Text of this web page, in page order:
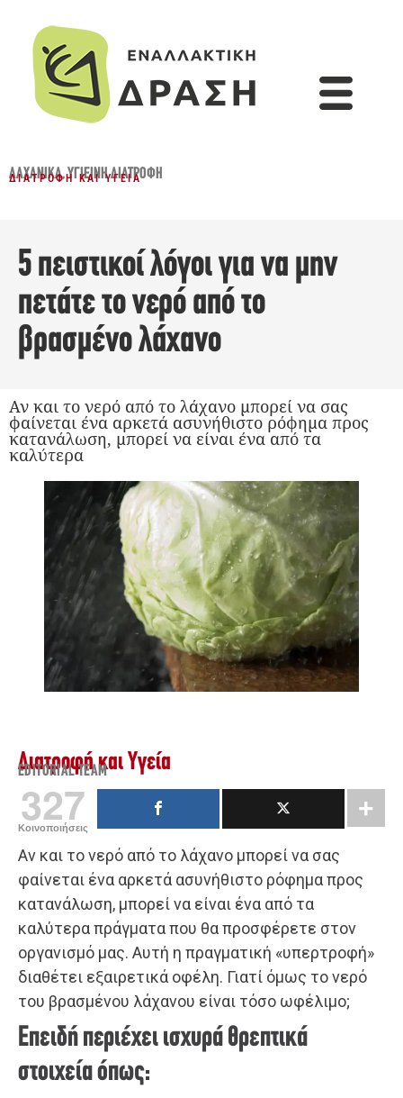
ΛΑΧΑΝΙΚΆ,ΥΓΙΕΙΝΉ ΔΙΑΤΡΟΦΉ
ΔΙΑΤΡΟΦΉ ΚΑΙ ΥΓΕΊΑ
5 πειστικοί λόγοι για να μην
πετάτε το νερό από το
βρασμένο λάχανο
Αν και το νερό από το λάχανο μπορεί να σας
φαίνεται ένα αρκετά ασυνήθιστο ρόφημα προς
κατανάλωση, μπορεί να είναι ένα από τα
καλύτερα
Διατροφή και Υγεία
EDITORIAL TEAM
327
Κοινοποιήσεις
Αν και το νερό από το λάχανο μπορεί να σας
φαίνεται ένα αρκετά ασυνήθιστο ρόφημα προς
κατανάλωση, μπορεί να είναι ένα από τα
καλύτερα πράγματα που θα προσφέρετε στον
οργανισμό μας. Αυτή η πραγματική «υπερτροφή»
διαθέτει εξαιρετικά οφέλη. Γιατί όμως το νερό
του βρασμένου λάχανου είναι τόσο ωφέλιμο;
Επειδή περιέχει ισχυρά θρεπτικά
στοιχεία όπως: